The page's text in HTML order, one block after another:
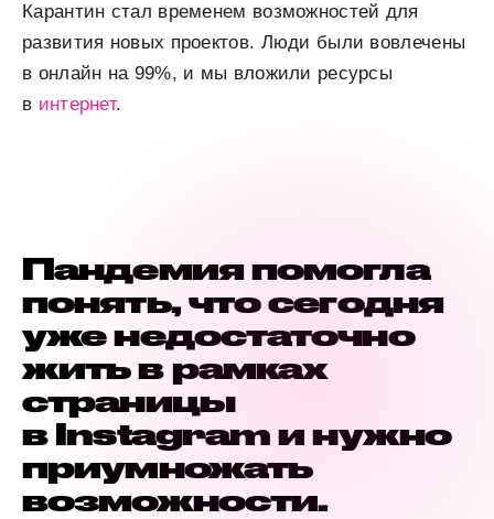
Карантин стал временем возможностей для
развития новых проектов. Люди были вовлечены
в онлайн на 99%, и мы вложили ресурсы
в интернет.
Пандемия помогла
понять, что сегодня
уже недостаточно
жить в рамках
страницы
в Instagram и нужно
приумножать
возможности.